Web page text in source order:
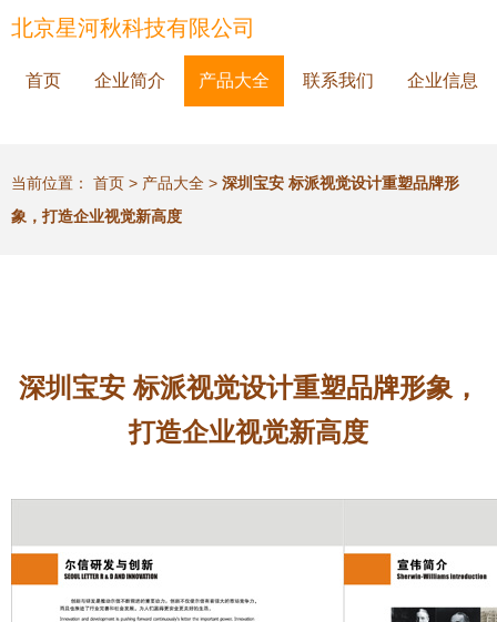
北京星河秋科技有限公司
首页 企业简介 产品大全 联系我们 企业信息
当前位置： 首页 > 产品大全 > 深圳宝安 标派视觉设计重塑品牌形
象，打造企业视觉新高度
深圳宝安 标派视觉设计重塑品牌形象，
打造企业视觉新高度